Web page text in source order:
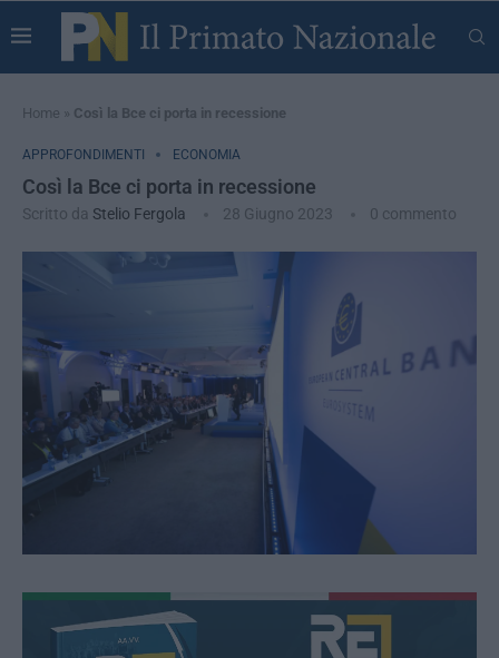
Home » Così la Bce ci porta in recessione
APPROFONDIMENTI ECONOMIA
Così la Bce ci porta in recessione
Scritto da Stelio Fergola 28 Giugno 2023 0 commento